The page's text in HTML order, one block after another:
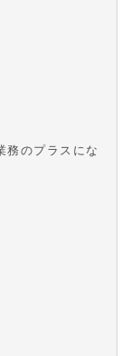
務のプラスにな